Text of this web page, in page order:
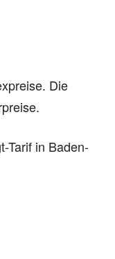
Die
Tarif in Baden-